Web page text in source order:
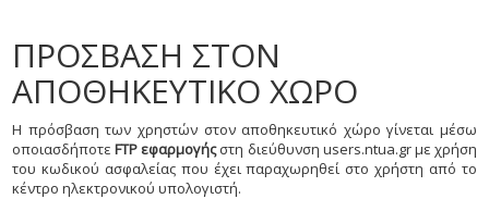
ΠΡΟΣΒΑΣΗ ΣΤΟΝ
ΑΠΟΘΗΚΕΥΤΙΚΟ ΧΩΡΟ
Η πρόσβαση των χρηστών στον αποθηκευτικό χώρο γίνεται μέσω
οποιασδήποτεFTP εφαρμογήςστη διεύθυνση users.ntua.gr με χρήση
του κωδικού ασφαλείας που έχει παραχωρηθεί στο χρήστη από το
κέντρο ηλεκτρονικού υπολογιστή.